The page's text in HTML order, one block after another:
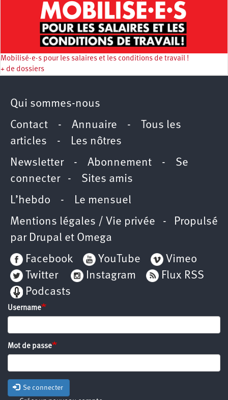
Mobilisé·e·s pour les salaires et les conditions de travail !
+ de dossiers
Qui sommes-nous
Contact - Annuaire -
Tous les
articles - Les nôtres
Newsletter- Abonnement - Se
connecter- Sites amis
L’hebdo - Le mensuel
Mentions légales / Vie privée - Propulsé
par Drupal et Omega
Facebook
YouTube
Vimeo
Twitter
Instagram
Flux RSS
Podcasts
Username
Mot de passe
Se connecter